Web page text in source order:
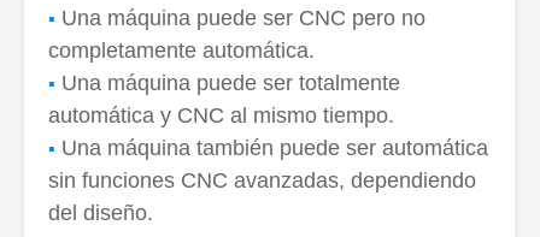
Una máquina puede ser CNC pero no
completamente automática.
Una máquina puede ser totalmente
automática y CNC al mismo tiempo.
Una máquina también puede ser automática
sin funciones CNC avanzadas, dependiendo
del diseño.